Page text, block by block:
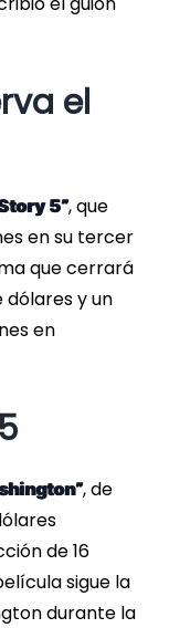
el
5”, que
en su tercer
que cerrará
dólares y un
en
, de
de 16
sigue la
durante la